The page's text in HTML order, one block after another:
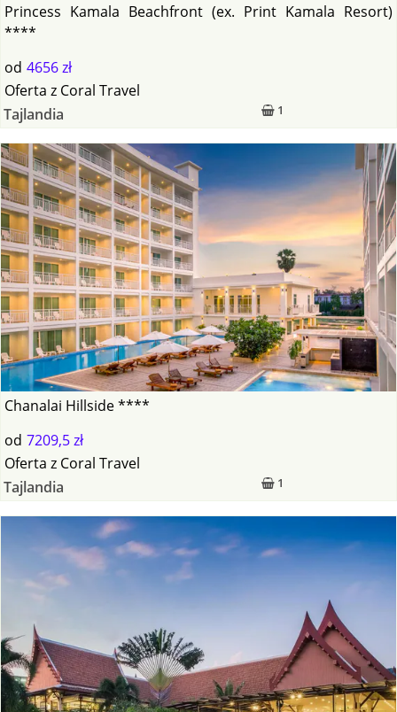
Princess Kamala Beachfront (ex. Print Kamala Resort)
****
od 4656 zł
1
Oferta z Coral Travel
Tajlandia
Chanalai Hillside ****
od 7209,5 zł
1
Oferta z Coral Travel
Tajlandia